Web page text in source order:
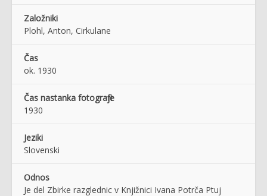
Založniki
Plohl, Anton, Cirkulane
Čas
ok. 1930
Čas nastanka fotografije
1930
Jeziki
Slovenski
Odnos
Je del Zbirke razglednic v Knjižnici Ivana Potrča Ptuj